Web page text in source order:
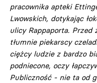
pracownika apteki
Lwowskich, dotykając
ulicy Rappaporta. Przed
tłumnie piekarscy
ciężcy ludzie z bardzo
podniecone, oczy
Publiczność - nie ta od